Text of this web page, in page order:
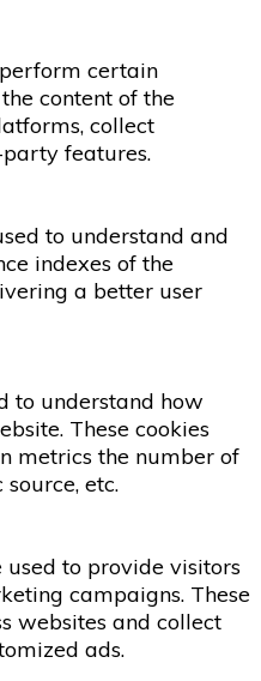
certain
content of the
collect
features.
to understand and
indexes of the
a better user
to understand how
These cookies
metrics the number of
etc.
to provide visitors
campaigns. These
websites and collect
ads.